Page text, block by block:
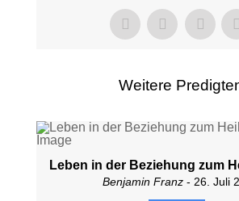
Weitere
Leben in der Beziehung zum
Benjamin Franz- 26. Juli